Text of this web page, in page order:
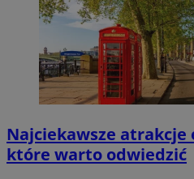
Najciekawsze
które warto odwiedzić